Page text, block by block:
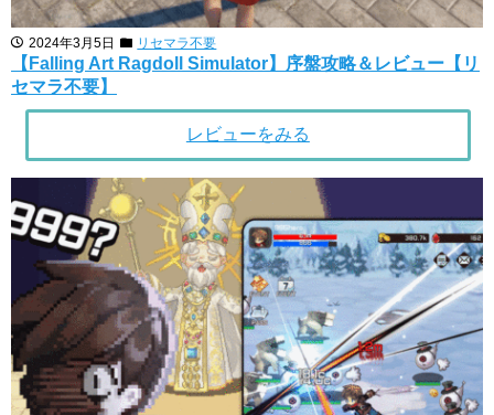
2024年3月5日 リセマラ不要
【Falling Art Ragdoll Simulator】序盤攻略＆レビュー【リ
セマラ不要】
レビューをみる